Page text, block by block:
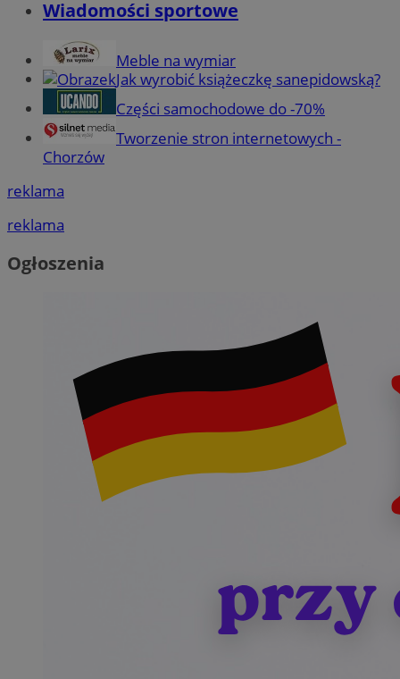
Wiadomości sportowe
Meble na wymiar
Jak wyrobić książeczkę sanepidowską?
Części samochodowe do -70%
Tworzenie stron internetowych -
Chorzów
reklama
reklama
Ogłoszenia